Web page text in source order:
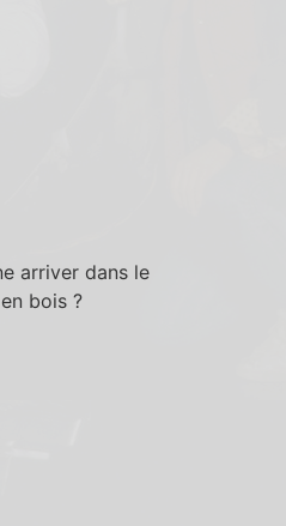
arriver dans le
bois ?